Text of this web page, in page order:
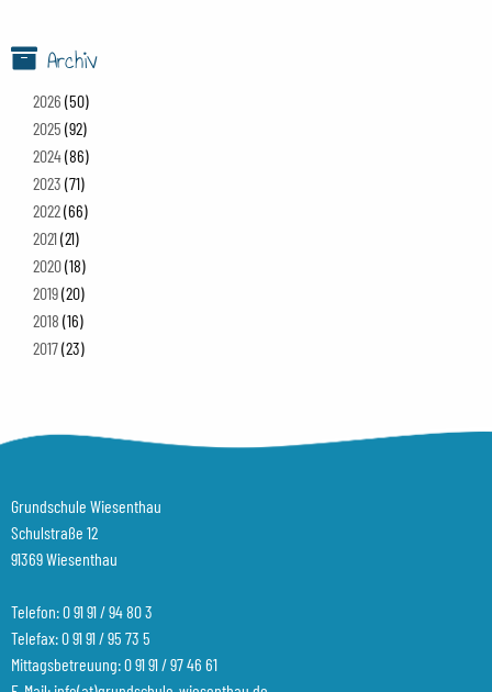
Archiv
2026 (50)
2025 (92)
2024(86)
2023 (71)
2022(66)
2021(21)
2020(18)
2019(20)
2018 (16)
2017(23)
Grundschule Wiesenthau
Schulstraße 12
91369 Wiesenthau
Telefon:0 91 91 / 94 80 3
Telefax: 0 91 91 / 95 73 5
Mittagsbetreuung:0 91 91 / 97 46 61